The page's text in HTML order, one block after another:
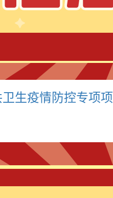
生疫情防控专项